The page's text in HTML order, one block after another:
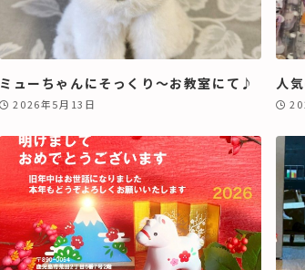
ミューちゃんにそっくり～お教室にて♪
2026年5月13日
人